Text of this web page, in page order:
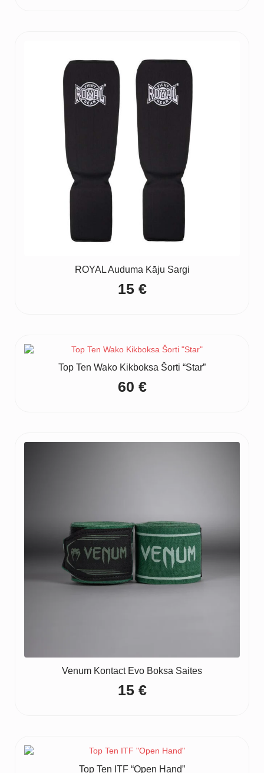
ROYAL Auduma Kāju Sargi
15 €
Top Ten Wako Kikboksa Šorti “Star”
60 €
Venum Kontact Evo Boksa Saites
15 €
Top Ten ITF “Open Hand”